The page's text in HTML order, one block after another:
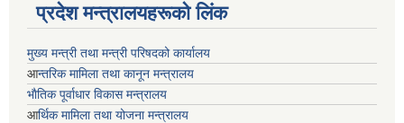
प्रदेश मन्त्रालयहरूको लिंक
मुख्य मन्त्री तथा मन्त्री परिषदको कार्यालय
आन्तरिक मामिला तथा कानून मन्त्रालय
भाैतिक पूर्वाधार विकास मन्त्रालय
आर्थिक मामिला तथा योजना मन्त्रालय